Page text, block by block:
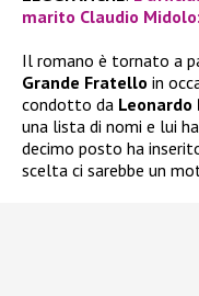
marito Claudio
Il romano è tornato a
Grande Fratello in
condotto da Leonardo
una lista di nomi e lui
decimo posto ha
scelta ci sarebbe un